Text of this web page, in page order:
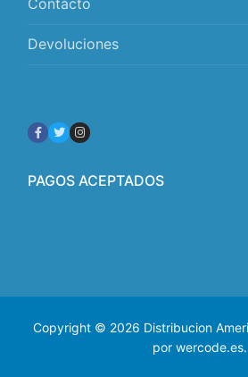
Devoluciones
PAGOS ACEPTADOS
Copyright © 2026 Distribucion
por wercode.es.